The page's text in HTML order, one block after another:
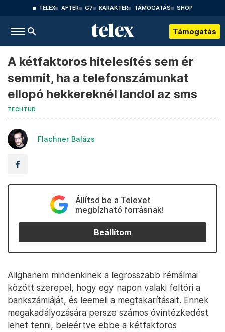
TELEX AFTER G7 KARAKTER TÁMOGATÁS SHOP
Támogatás
A kétfaktoros hitelesítés sem ér
semmit, ha a telefonszámunkat
ellopó hekkereknél landol az sms
TECHTUD
Flachner Balázs
Állítsd be a Telexet
megbízható forrásnak!
Beállítom
Alighanem mindenkinek a legrosszabb rémálmai
között szerepel, hogy egy napon valaki feltöri a
bankszámláját, és leemeli a megtakarításait. Ennek
megakadályozására persze számos óvintézkedést
lehet tenni, beleértve ebbe a kétfaktoros